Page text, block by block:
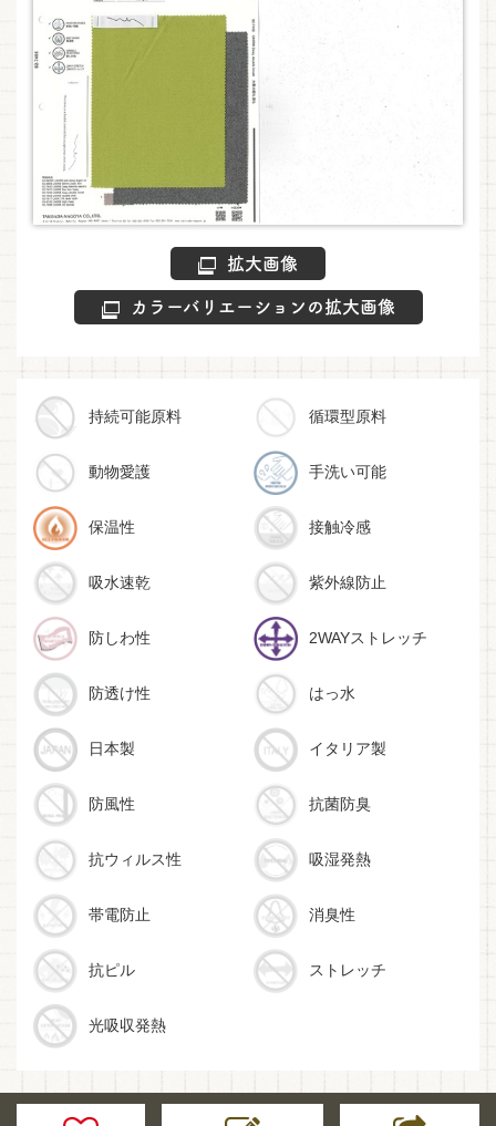
拡大画像
カラーバリエーションの拡大画像
持続可能原料 循環型原料
動物愛護 手洗い可能
保温性 接触冷感
吸水速乾 紫外線防止
防しわ性 2WAYストレッチ
防透け性 はっ水
日本製 イタリア製
防風性 抗菌防臭
抗ウィルス性 吸湿発熱
帯電防止 消臭性
抗ピル ストレッチ
光吸収発熱